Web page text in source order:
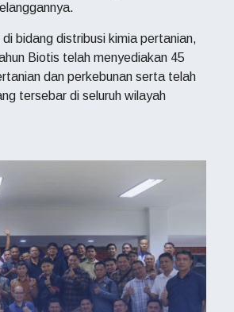
bidang distribusi kimia pertanian,
Biotis telah menyediakan 45
dan perkebunan serta telah
tersebar di seluruh wilayah